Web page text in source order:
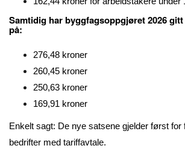
Samtidig har byggfagsoppgjøret 2026
på:
276,48 kroner
260,45 kroner
250,63 kroner
169,91 kroner
Enkelt sagt: De nye satsene gjelder først for
bedrifter med tariffavtale.